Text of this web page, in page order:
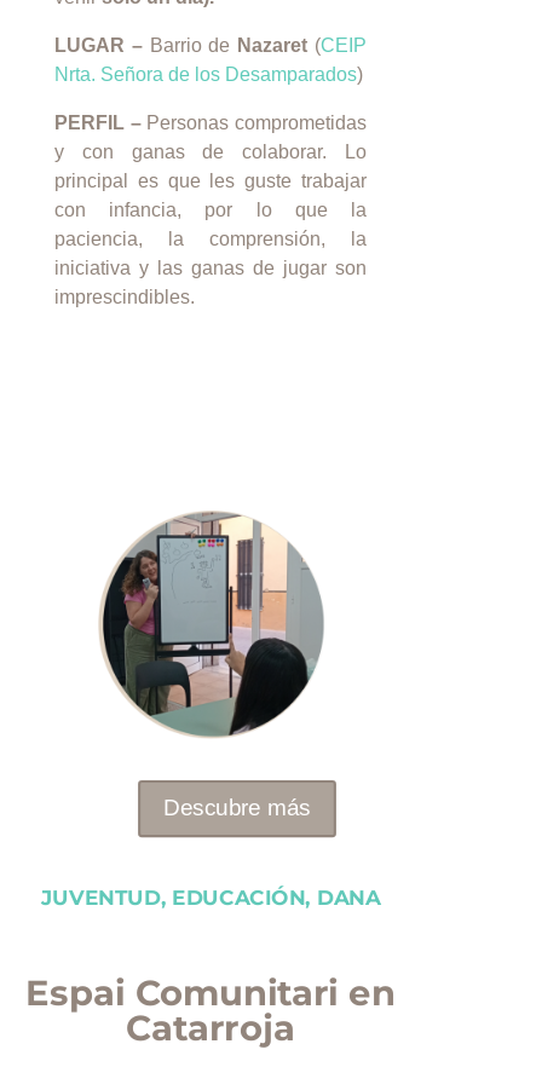
LUGAR – Barrio de Nazaret (CEIP
Nrta. Señora de los Desamparados)
PERFIL – Personas comprometidas
y con ganas de colaborar. Lo
principal es que les guste trabajar
con infancia, por lo que la
paciencia, la comprensión, la
iniciativa y las ganas de jugar son
imprescindibles.
Descubre más
JUVENTUD, EDUCACIÓN, DANA
Espai Comunitari en
Catarroja